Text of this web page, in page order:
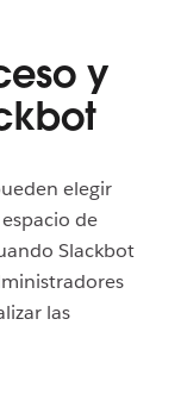
y
elegir
de
Slackbot
las